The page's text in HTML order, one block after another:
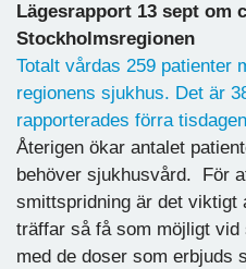
Lägesrapport 13 sept om
Stockholmsregionen
Totalt vårdas 259 patienter
regionens sjukhus. Det är
rapporterades förra
Återigen ökar antalet
behöver sjukhusvård. För
smittspridning är det viktigt
träffar så få som möjligt
med de doser som erbjuds